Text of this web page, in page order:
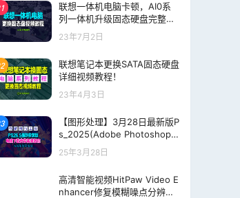
联想一体机电脑卡顿，AI0系
列一体机升级固态硬盘完整视
频教程！
23年7月2日
联想笔记本更换SATA固态硬盘
详细视频教程！
23年4月3日
【图形处理】3月28日最新版P
s_2025(Adobe Photoshop 2
025 v26.5 (x64) 多语言 Gen
P婆姐)
25年3月28日
高清智能视频HitPaw Video E
nhancer修复模糊噪点分辨率